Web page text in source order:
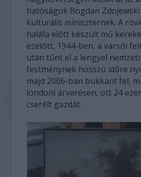
hatóságok Bogdan
kulturális miniszternek. A
halála előtt készült mű
ezelőtt, 1944-ben, a varsói
után tűnt el a lengyel
festménynek hosszú időre
majd 2006-ban bukkant fel,
londoni árverésen, ott 24
cserélt gazdát.